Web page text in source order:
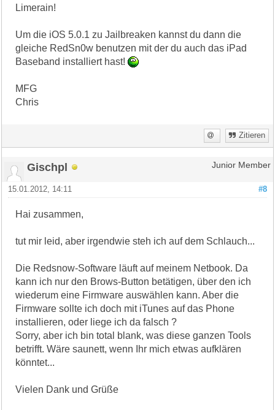
Limerain!
Um die iOS 5.0.1 zu Jailbreaken kannst du dann die
gleiche RedSn0w benutzen mit der du auch das iPad
Baseband installiert hast!
MFG
Chris
Zitieren
Gischpl Junior Member
#8
15.01.2012, 14:11
Hai zusammen,
tut mir leid, aber irgendwie steh ich auf dem Schlauch...
Die Redsnow-Software läuft auf meinem Netbook. Da
kann ich nur den Brows-Button betätigen, über den ich
wiederum eine Firmware auswählen kann. Aber die
Firmware sollte ich doch mit iTunes auf das Phone
installieren, oder liege ich da falsch ?
Sorry, aber ich bin total blank, was diese ganzen Tools
betrifft. Wäre saunett, wenn Ihr mich etwas aufklären
könntet...
Vielen Dank und Grüße